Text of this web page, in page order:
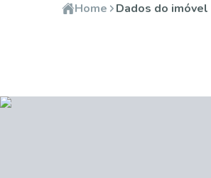
Home Dados do imóvel